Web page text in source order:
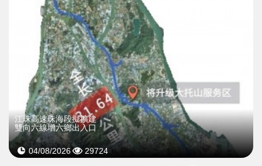
江珠高速珠海段擬擴建
雙向六線增六鄉出入口
04/08/2026 29724